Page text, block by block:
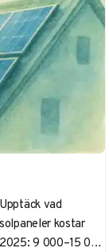
Upptäck vad
solpaneler kostar
2025: 9 000–15 000